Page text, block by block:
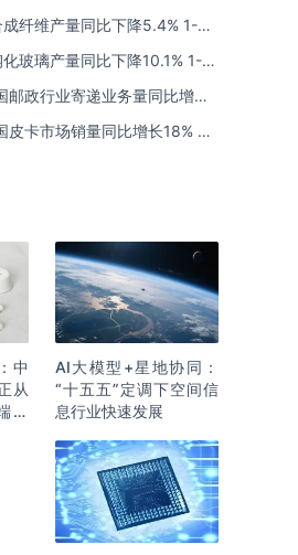
6.4%
纤维产量同比下降5.4% 1-6
万吨 同比增长0.8%
玻璃产量同比下降10.1% 1-6
8.4%
邮政行业寄递业务量同比增长
增长6%
皮卡市场销量同比增长18% 出
中
从
突
AI大模型+星地协同：
“十五五”定调下空间信
息行业快速发展